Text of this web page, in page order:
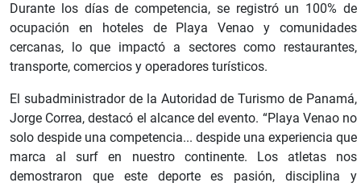
Durante los días de competencia, se registró un 100% de
ocupación en hoteles de Playa Venao y comunidades
cercanas, lo que impactó a sectores como restaurantes,
transporte, comercios y operadores turísticos.
El subadministrador de la Autoridad de Turismo de Panamá,
Jorge Correa, destacó el alcance del evento. “Playa Venao no
solo despide una competencia... despide una experiencia que
marca al surf en nuestro continente. Los atletas nos
demostraron que este deporte es pasión, disciplina y